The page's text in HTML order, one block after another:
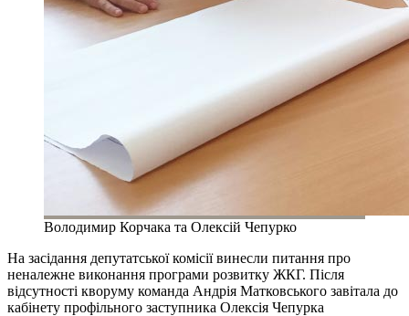
Володимир Корчака та Олексій Чепурко
На засідання депутатської комісії винесли питання про
неналежне виконання програми розвитку ЖКГ. Після
відсутності кворуму команда Андрія Матковського завітала до
кабінету профільного заступника Олексія Чепурка